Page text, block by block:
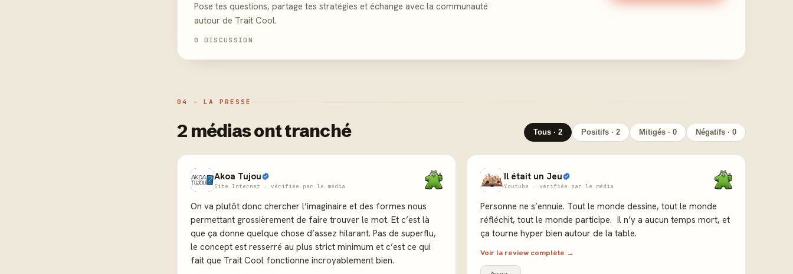
Pose tes questions, partage tes stratégies et échange avec la communauté
autour de Trait Cool.
0 DISCUSSION
04 - LA PRESSE
2 médias ont tranché Tous · 2 Positifs · 2 Mitigés · 0 Négatifs · 0
Akoa Tujou
Site Internet · vérifiée par le média
On va plutôt donc chercher l’imaginaire et des formes nous
permettant grossièrement de faire trouver le mot. Et c’est là
que ça donne quelque chose d’assez hilarant. Pas de superflu,
le concept est resserré au plus strict minimum et c’est ce qui
fait que Trait Cool fonctionne incroyablement bien.
Il était un Jeu
Youtube · vérifiée par le média
Personne ne s’ennuie. Tout le monde dessine, tout le monde
réfléchit, tout le monde participe. Il n’y a aucun temps mort, et
ça tourne hyper bien autour de la table.
Voir la review complète →